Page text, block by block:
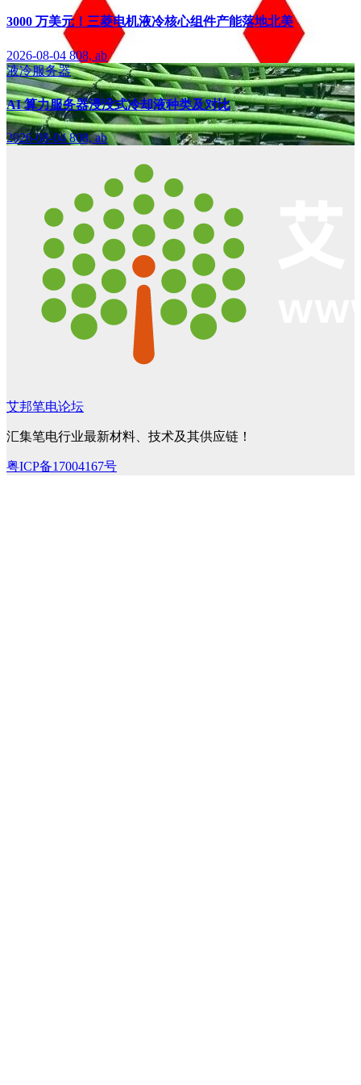
3000 万美元！三菱电机液冷核心组件产能落地北美
2026-08-04 808, ab
液冷服务器
AI 算力服务器浸没式冷却液种类及对比
2026-08-04808, ab
艾邦笔电论坛
汇集笔电行业最新材料、技术及其供应链！
粤ICP备17004167号